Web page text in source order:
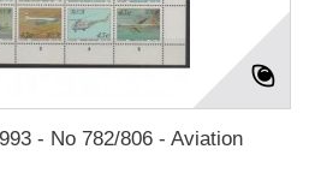
- No 782/806 - Aviation